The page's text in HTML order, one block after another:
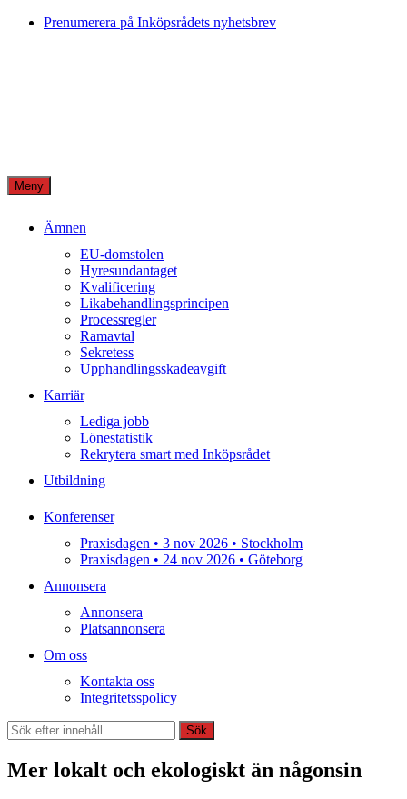
Skip
Prenumerera på Inköpsrådets nyhetsbrev
Meny
Ämnen
EU-domstolen
Hyresundantaget
Kvalificering
Likabehandlingsprincipen
Processregler
Ramavtal
Sekretess
Upphandlingsskadeavgift
Karriär
Lediga jobb
Lönestatistik
Rekrytera smart med Inköpsrådet
Utbildning
Konferenser
Praxisdagen • 3 nov 2026 • Stockholm
Praxisdagen • 24 nov 2026 • Göteborg
Annonsera
Annonsera
Platsannonsera
Om oss
Kontakta oss
Integritetsspolicy
Sök
Sök
Mer lokalt och ekologiskt än någonsin